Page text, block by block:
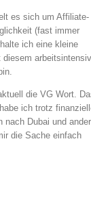
es sich um Affiliate-
(fast immer
ich eine kleine
die VG Wort.
ich trotz
Dubai und
die Sache einfach